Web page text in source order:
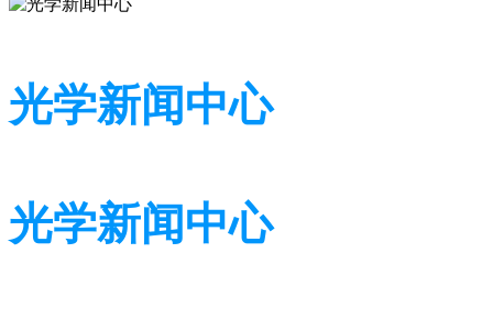
光学新闻中心
光学新闻中心